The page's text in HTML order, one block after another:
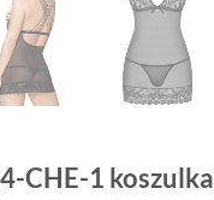
CHE-1 koszulka